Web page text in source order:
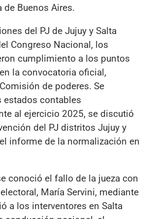
Buenos Aires.
del PJ de Jujuy y Salta
Congreso Nacional, los
cumplimiento a los puntos
la convocatoria oficial,
de poderes. Se
estados contables
al ejercicio 2025, se discutió
del PJ distritos Jujuy y
informe de la normalización en
conoció el fallo de la jueza con
María Servini, mediante
a los interventores en Salta